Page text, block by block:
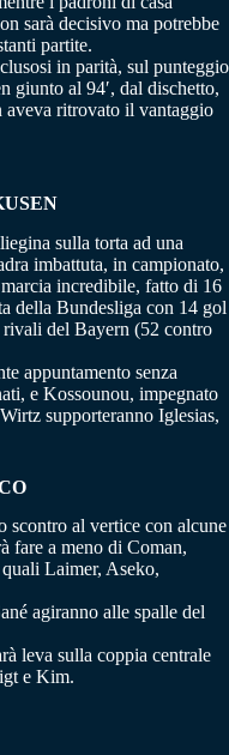
sarà decisivo ma potrebbe
partite.
in parità, sul punteggio
giunto al 94′, dal dischetto,
aveva ritrovato il vantaggio
sulla torta ad una
imbattuta, in campionato,
incredibile, fatto di 16
della Bundesliga con 14 gol
rivali del Bayern (52 contro
appuntamento senza
e Kossounou, impegnato
supporteranno Iglesias,
scontro al vertice con alcune
fare a meno di Coman,
Laimer, Aseko,
agiranno alle spalle del
leva sulla coppia centrale
e Kim.